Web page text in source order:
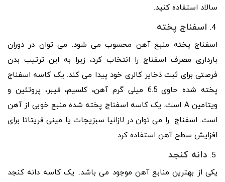
سالاد استفاده کنید.
اسفناج پخته
اسفناج پخته منبع آهن محسوب می شود. می توان در دوران
بارداری مصرف اسفناج را انتخاب کرد، زیرا به این ترتیب بدن
فرصتی برای ثبت ذخایر کالری خود پیدا می کند. یک کاسه اسفناج
پخته شده حاوی 6.5 میلی گرم آهن، کلسیم، فیبر، پروتئین و
ویتامین A است. یک کاسه اسفناج پخته شده منبع خوبی از آهن
است. اسفناج را می توان در لازانیا سبزیجات یا مینی فریتاتا برای
افزایش سطح آهن استفاده کرد.
دانه کنجد
یکی از بهترین منابع آهن موجود می باشد.. یک کاسه دانه کنجد